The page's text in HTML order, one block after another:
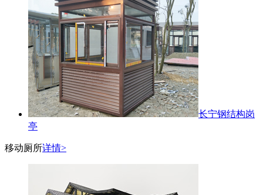
长宁钢结构岗
亭
移动厕所详情>